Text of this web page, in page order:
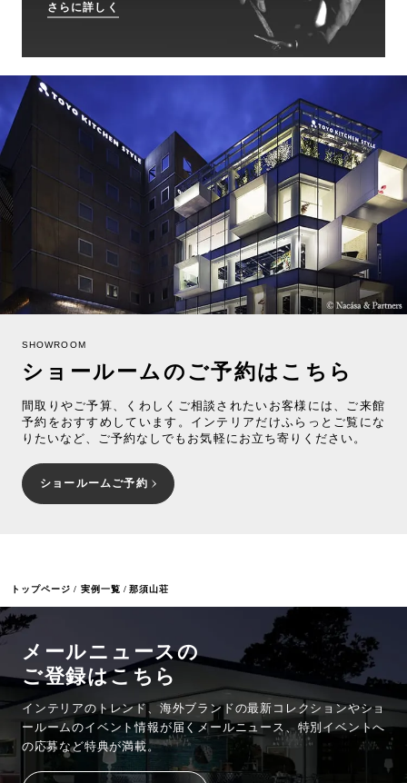
トップページ 実例一覧 那須山荘
さらに詳しく
SHOWROOM
ショールームのご予約はこちら
間取りやご予算、くわしくご相談されたいお客様には、ご来館
予約をおすすめしています。インテリアだけふらっとご覧にな
りたいなど、ご予約なしでもお気軽にお立ち寄りください。
ショールームご予約
メールニュースの
ご登録はこちら
インテリアのトレンド、海外ブランドの最新コレクションやショ
ールームのイベント情報が 届くメールニュース、特別イベントへ
の応募など特典が満載。